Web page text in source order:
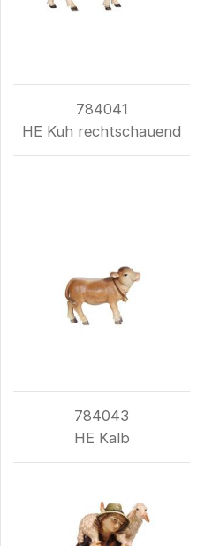
784041
HE Kuh rechtschauend
784043
HE Kalb